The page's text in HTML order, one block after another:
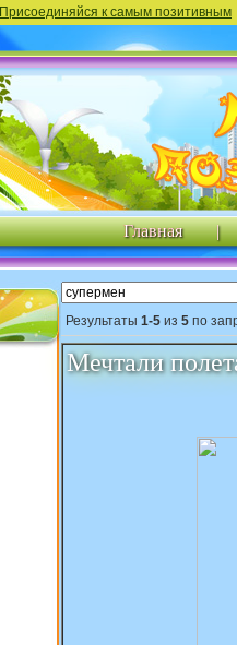
Присоединяйся к самым позитивным
Главная |
Результаты 1-5 из 5 по
Мечтали